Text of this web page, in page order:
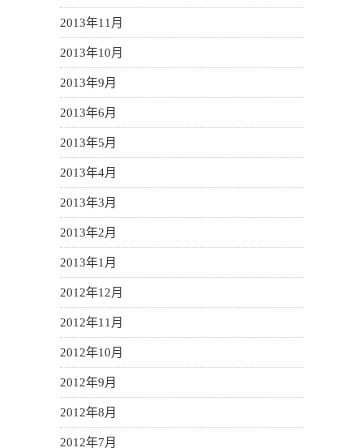
2013年11月
2013年10月
2013年9月
2013年6月
2013年5月
2013年4月
2013年3月
2013年2月
2013年1月
2012年12月
2012年11月
2012年10月
2012年9月
2012年8月
2012年7月